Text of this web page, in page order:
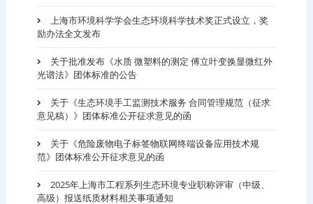
上海市环境科学学会生态环境科学技术奖正式设立，奖
励办法全文发布
关于批准发布《水质 微塑料的测定 傅立叶变换显微红外
光谱法》团体标准的公告
关于《生态环境手工监测技术服务 合同管理规范（征求
意见稿）》团体标准公开征求意见的函
关于《危险废物电子标签物联网终端设备应用技术规
范》团体标准公开征求意见的函
2025年上海市工程系列生态环境专业职称评审（中级、
高级）报送纸质材料相关事项通知